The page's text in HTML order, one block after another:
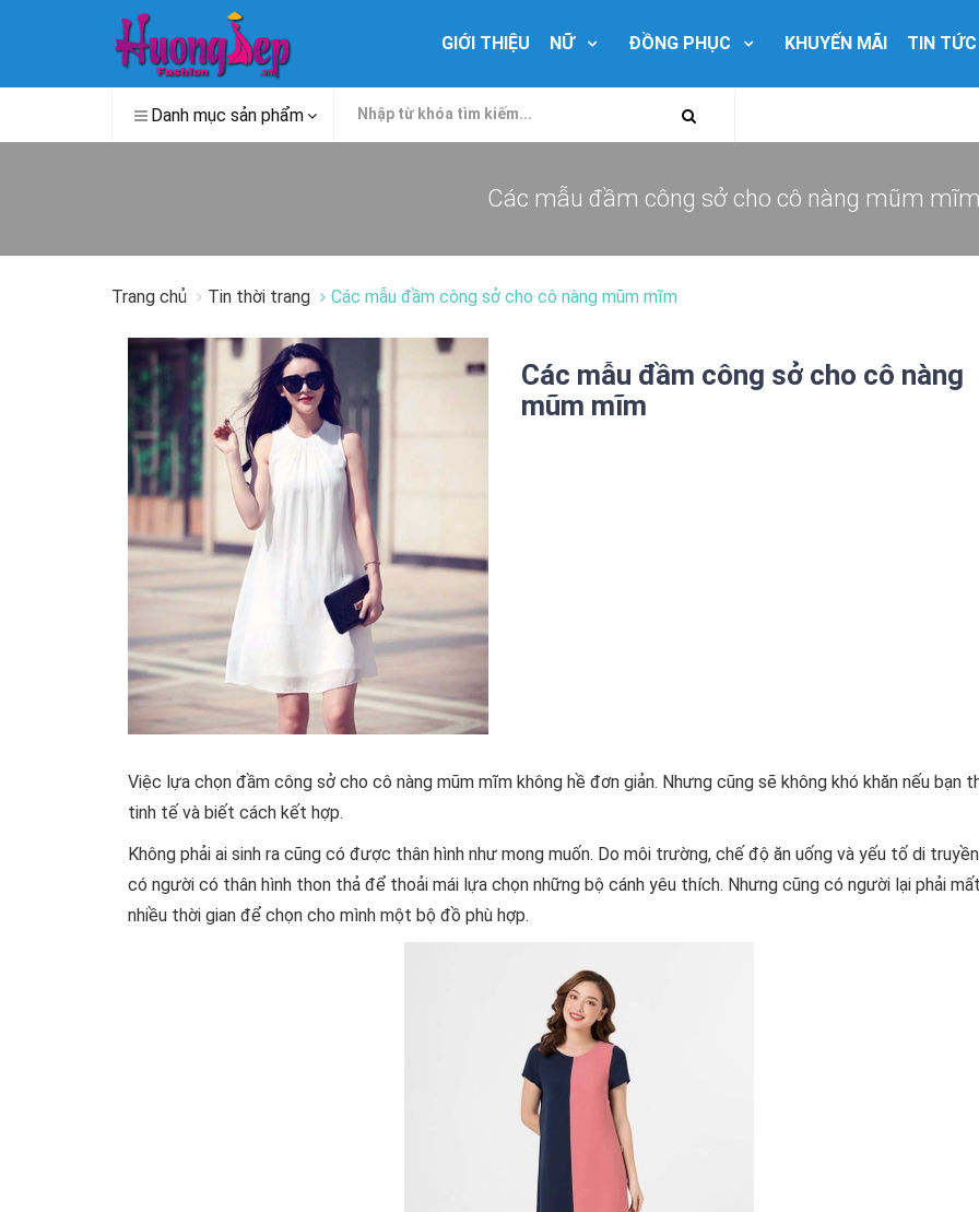
GIỚI THIỆU NỮ ĐỒNG PHỤC KHUYẾN MÃI TIN TỨC
Danh mục sản phẩm
Các mẫu đầm công sở cho cô nàng mũm mĩm
Trang chủ Tin thời trang Các mẫu đầm công sở cho cô nàng mũm mĩm
Các mẫu đầm công sở cho cô nàng
mũm mĩm
Việc lựa chọn đầm công sở cho cô nàng mũm mĩm không hề đơn giản. Nhưng cũng sẽ không khó khăn nếu bạn
tinh tế và biết cách kết hợp.
Không phải ai sinh ra cũng có được thân hình như mong muốn. Do môi trường, chế độ ăn uống và yếu tố di
có người có thân hình thon thả để thoải mái lựa chọn những bộ cánh yêu thích. Nhưng cũng có người lại phải
nhiều thời gian để chọn cho mình một bộ đồ phù hợp.